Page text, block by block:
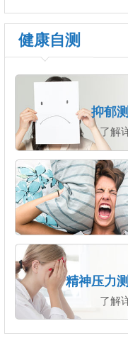
健康自测
抑郁
了解
精神压力
了解